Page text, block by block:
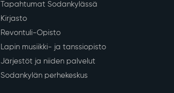
Tapahtumat Sodankylässä
Kirjasto
Revontuli-Opisto
Lapin musiikki- ja tanssiopisto
Järjestöt ja niiden palvelut
Sodankylän perhekeskus